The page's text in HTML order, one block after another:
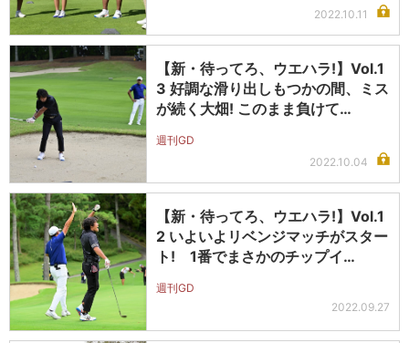
2022.10.11
【新・待ってろ、ウエハラ!】Vol.1
3 好調な滑り出しもつかの間、ミス
が続く大畑! このまま負けて…
週刊GD
2022.10.04
【新・待ってろ、ウエハラ!】Vol.1
2 いよいよリベンジマッチがスター
ト! 1番でまさかのチップイ…
週刊GD
2022.09.27